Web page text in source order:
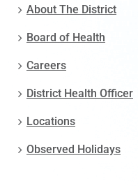
About The District
Board of Health
Careers
District Health Officer
Locations
Observed Holidays